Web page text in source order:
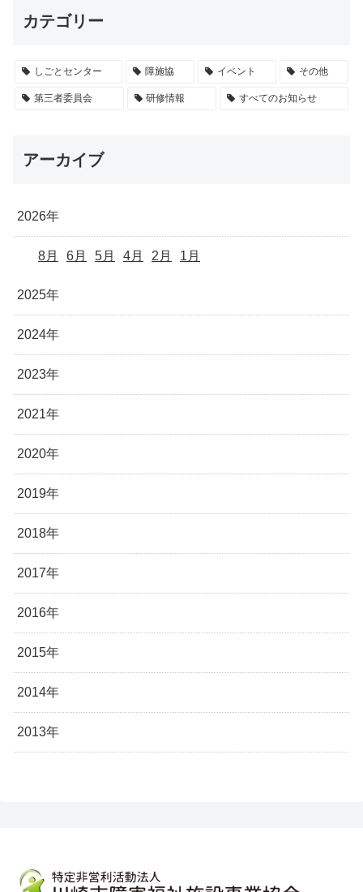
カテゴリー
しごとセンター 障施協 イベント その他
第三者委員会 研修情報 すべてのお知らせ
アーカイブ
2026年
8月 6月 5月 4月 2月 1月
2025年
2024年
2023年
2021年
2020年
2019年
2018年
2017年
2016年
2015年
2014年
2013年